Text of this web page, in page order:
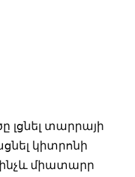
տարրայի
կիտրոնի
միատարր